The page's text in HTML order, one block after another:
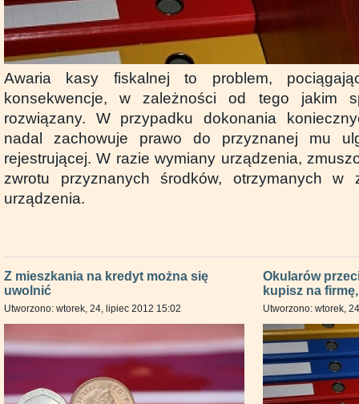
Awaria kasy fiskalnej to problem,
konsekwencje, w zależności od tego jakim
rozwiązany. W przypadku dokonania
nadal zachowuje prawo do przyznanej mu
rejestrującej. W razie wymiany urządzenia,
zwrotu przyznanych środków, otrzymanych w
urządzenia.
Z mieszkania na kredyt można się
uwolnić
Utworzono: wtorek, 24, lipiec 2012 15:02
Okularów
kupisz na
Utworzono: wtorek,